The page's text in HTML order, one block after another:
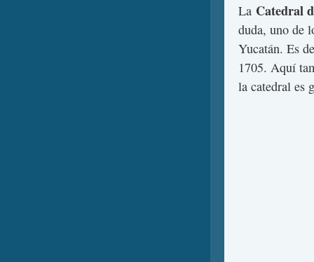
La Catedral
duda, uno de
Yucatán. Es
1705. Aquí
la catedral es